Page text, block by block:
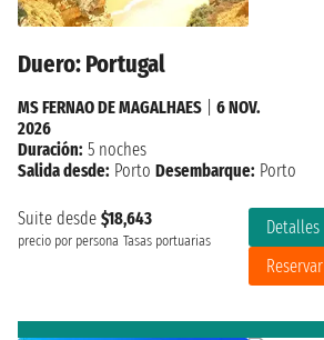
Duero: Portugal
Suite desde $18,643
precio por persona Tasas portuarias
Detalles
Reservar
MS FERNAO DE MAGALHAES
6 NOV.
2026
Duración: 5 noches
Salida desde: Porto Desembarque: Porto